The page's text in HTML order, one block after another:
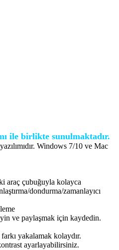
ile birlikte sunulmaktadır.
Windows 7/10 ve Mac
araç çubuğuyla kolayca
dondurma/zamanlayıcı
ve paylaşmak için kaydedin.
yakalamak kolaydır.
ayarlayabilirsiniz.